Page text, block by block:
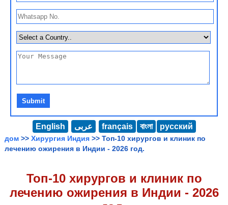
English عربى français বাংলা русский
дом >> Хирургия Индия >> Топ-10 хирургов и клиник по
лечению ожирения в Индии - 2026 год.
Топ-10 хирургов и клиник по
лечению ожирения в Индии - 2026